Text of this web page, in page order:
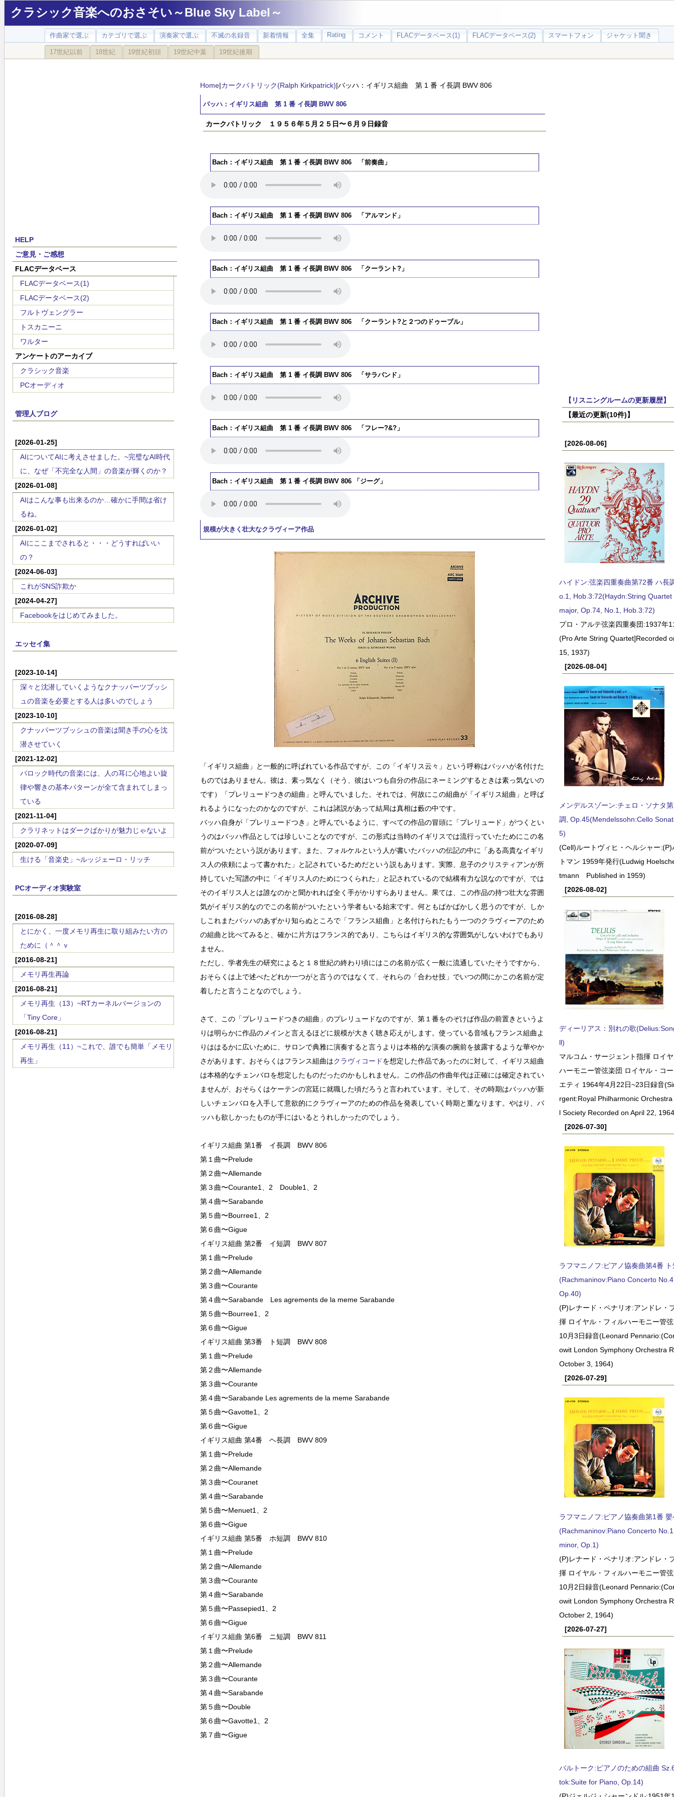
クラシック音楽へのおさそい～Blue Sky Label～
作曲家で選ぶ カテゴリで選ぶ 演奏家で選ぶ 不滅の名録音 新着情報 全集 Rating コメント FLACデータベース(1) FLACデータベース(2) スマートフォン ジャケット聞き
17世紀以前 18世紀 19世紀初頭 19世紀中葉 19世紀後期
HELP
ご意見・ご感想
FLACデータベース
FLACデータベース(1)
FLACデータベース(2)
フルトヴェングラー
トスカニーニ
ワルター
アンケートのアーカイブ
クラシック音楽
PCオーディオ
管理人ブログ
[2026-01-25]
AIについてAIに考えさせました。~完璧なAI時代
に、なぜ「不完全な人間」の音楽が輝くのか？
[2026-01-08]
AIはこんな事も出来るのか…確かに手間は省け
るね。
[2026-01-02]
AIにここまでされると・・・どうすればいい
の？
[2024-06-03]
これがSNS詐欺か
[2024-04-27]
Facebookをはじめてみました。
エッセイ集
[2023-10-14]
深々と沈潜していくようなクナッパーツブッシ
ュの音楽を必要とする人は多いのでしょう
[2023-10-10]
クナッパーツブッシュの音楽は聞き手の心を沈
潜させていく
[2021-12-02]
バロック時代の音楽には、人の耳に心地よい旋
律や響きの基本パターンが全て含まれてしまっ
ている
[2021-11-04]
クラリネットはダークばかりが魅力じゃないよ
[2020-07-09]
生ける「音楽史」~ルッジェーロ・リッチ
PCオーディオ実験室
[2016-08-28]
とにかく、一度メモリ再生に取り組みたい方の
ために（＾＾ｖ
[2016-08-21]
メモリ再生再論
[2016-08-21]
メモリ再生（13）~RTカーネルバージョンの
「Tiny Core」
[2016-08-21]
メモリ再生（11）~これで、誰でも簡単「メモリ
再生」
Home|カークパトリック(Ralph Kirkpatrick)|バッハ：イギリス組曲 第 1 番 イ長調 BWV 806
バッハ：イギリス組曲 第 1 番 イ長調 BWV 806
カークパトリック １９５６年５月２５日〜６月９日録音
Bach：イギリス組曲 第 1 番 イ長調 BWV 806 「前奏曲」
Bach：イギリス組曲 第 1 番 イ長調 BWV 806 「アルマンド」
Bach：イギリス組曲 第 1 番 イ長調 BWV 806 「クーラント?」
Bach：イギリス組曲 第 1 番 イ長調 BWV 806 「クーラント?と２つのドゥーブル」
Bach：イギリス組曲 第 1 番 イ長調 BWV 806 「サラバンド」
Bach：イギリス組曲 第 1 番 イ長調 BWV 806 「フレー?&?」
Bach：イギリス組曲 第 1 番 イ長調 BWV 806 「ジーグ」
規模が大きく壮大なクラヴィーア作品
「イギリス組曲」と一般的に呼ばれている作品ですが、この「イギリス云々」という呼称はバッハが名付けた
ものではありません。彼は、素っ気なく（そう、彼はいつも自分の作品にネーミングするときは素っ気ないの
です）「プレリュードつきの組曲」と呼んでいました。それでは、何故にこの組曲が「イギリス組曲」と呼ば
れるようになったのかなのですが、これは諸説があって結局は真相は藪の中です。
バッハ自身が「プレリュードつき」と呼んでいるように、すべての作品の冒頭に「プレリュード」がつくとい
うのはバッハ作品としては珍しいことなのですが、この形式は当時のイギリスでは流行っていたためにこの名
前がついたという説があります。また、フォルケルという人が書いたバッハの伝記の中に「ある高貴なイギリ
ス人の依頼によって書かれた」と記されているためだという説もあります。実際、息子のクリスティアンが所
持していた写譜の中に「イギリス人のためにつくられた」と記されているので結構有力な説なのですが、では
そのイギリス人とは誰なのかと聞かれれば全く手がかりすらありません。果ては、この作品の持つ壮大な雰囲
気がイギリス的なのでこの名前がついたという学者もいる始末です。何ともばかばかしく思うのですが、しか
しこれまたバッハのあずかり知らぬところで「フランス組曲」と名付けられたもう一つのクラヴィーアのため
の組曲と比べてみると、確かに片方はフランス的であり、こちらはイギリス的な雰囲気がしないわけでもあり
ません。
ただし、学者先生の研究によると１８世紀の終わり頃にはこの名前が広く一般に流通していたそうですから、
おそらくは上で述べたどれか一つがと言うのではなくて、それらの「合わせ技」でいつの間にかこの名前が定
着したと言うことなのでしょう。
さて、この「プレリュードつきの組曲」のプレリュードなのですが、第１番をのぞけば作品の前置きというよ
りは明らかに作品のメインと言えるほどに規模が大きく聴き応えがします。使っている音域もフランス組曲よ
りははるかに広いために、サロンで典雅に演奏すると言うよりは本格的な演奏の腕前を披露するような華やか
さがあります。おそらくはフランス組曲はクラヴィコードを想定した作品であったのに対して、イギリス組曲
は本格的なチェンバロを想定したものだったのかもしれません。この作品の作曲年代は正確には確定されてい
ませんが、おそらくはケーテンの宮廷に就職した頃だろうと言われています。そして、その時期はバッハが新
しいチェンバロを入手して意欲的にクラヴィーアのための作品を発表していく時期と重なります。やはり、バ
ッハも欲しかったものが手にはいるとうれしかったのでしょう。
イギリス組曲 第1番 イ長調 BWV 806
第１曲〜Prelude
第２曲〜Allemande
第３曲〜Courante1、2 Double1、2
第４曲〜Sarabande
第５曲〜Bourree1、2
第６曲〜Gigue
イギリス組曲 第2番 イ短調 BWV 807
第１曲〜Prelude
第２曲〜Allemande
第３曲〜Courante
第４曲〜Sarabande Les agrements de la meme Sarabande
第５曲〜Bourree1、2
第６曲〜Gigue
イギリス組曲 第3番 ト短調 BWV 808
第１曲〜Prelude
第２曲〜Allemande
第３曲〜Courante
第４曲〜Sarabande Les agrements de la meme Sarabande
第５曲〜Gavotte1、2
第６曲〜Gigue
イギリス組曲 第4番 ヘ長調 BWV 809
第１曲〜Prelude
第２曲〜Allemande
第３曲〜Couranet
第４曲〜Sarabande
第５曲〜Menuet1、2
第６曲〜Gigue
イギリス組曲 第5番 ホ短調 BWV 810
第１曲〜Prelude
第２曲〜Allemande
第３曲〜Courante
第４曲〜Sarabande
第５曲〜Passepied1、2
第６曲〜Gigue
イギリス組曲 第6番 ニ短調 BWV 811
第１曲〜Prelude
第２曲〜Allemande
第３曲〜Courante
第４曲〜Sarabande
第５曲〜Double
第６曲〜Gavotte1、2
第７曲〜Gigue
【リスニングルームの更新履歴】
【最近の更新(10件)】
[2026-08-06]
ハイドン:弦楽四重奏曲第72番 ハ長
o.1, Hob.3:72(Haydn:String Quartet
major, Op.74, No.1, Hob.3:72)
プロ・アルテ弦楽四重奏団:1937年
(Pro Arte String Quartet]Recorded
15, 1937)
[2026-08-04]
メンデルスゾーン:チェロ・ソナタ
調, Op.45(Mendelssohn:Cello
5)
(Cell)ルートヴィヒ・ヘルシャー
トマン 1959年発行(Ludwig
tmann Published in 1959)
[2026-08-02]
ディーリアス：別れの歌
ll)
マルコム・サージェント指揮 ロイ
ハーモニー管弦楽団 ロイヤル・コ
エティ 1964年4月22日~23日録音
rgent:Royal Philharmonic
l Society Recorded on April 22,
[2026-07-30]
ラフマニノフ:ピアノ協奏曲第4番
(Rachmaninov:Piano Concerto
Op.40)
(P)レナード・ペナリオ:アンドレ・
揮 ロイヤル・フィルハーモニー管
10月3日録音(Leonard
owit London Symphony Orchestra
October 3, 1964)
[2026-07-29]
ラフマニノフ:ピアノ協奏曲第1番
(Rachmaninov:Piano Concerto
minor, Op.1)
(P)レナード・ペナリオ:アンドレ・
揮 ロイヤル・フィルハーモニー管
10月2日録音(Leonard
owit London Symphony Orchestra
October 2, 1964)
[2026-07-27]
バルトーク:ピアノのための組曲
tok:Suite for Piano, Op.14)